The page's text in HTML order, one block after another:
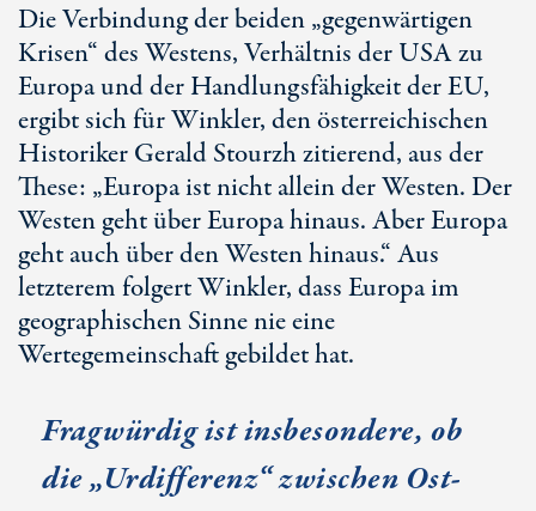
Die Verbindung der beiden „gegenwärtigen
Krisen“ des Westens, Verhältnis der USA zu
Europa und der Handlungsfähigkeit der EU,
ergibt sich für Winkler, den österreichischen
Historiker Gerald Stourzh zitierend, aus der
These: „Europa ist nicht allein der Westen. Der
Westen geht über Europa hinaus. Aber Europa
geht auch über den Westen hinaus.“ Aus
letzterem folgert Winkler, dass Europa im
geographischen Sinne nie eine
Wertegemeinschaft gebildet hat.
Fragwürdig ist insbesondere, ob
die „Urdifferenz“ zwischen Ost-